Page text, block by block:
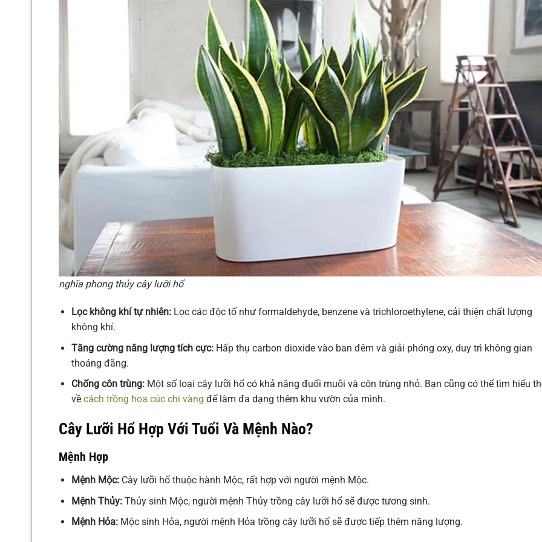
nghĩa phong thủy cây lưỡi hổ
Lọc không khí tự nhiên:Lọc các độc tố như formaldehyde, benzene và trichloroethylene, cải thiện chất lượng
không khí.
Tăng cường năng lượng tích cực:Hấp thụ carbon dioxide vào ban đêm và giải phóng oxy, duy trì không gian
thoáng đãng.
Chống côn trùng:Một số loại cây lưỡi hổ có khả năng đuổi muỗi và côn trùng nhỏ. Bạn cũng có thể tìm hiểu
về cách trồng hoa cúc chi vàng để làm đa dạng thêm khu vườn của mình.
Cây Lưỡi Hổ Hợp Với Tuổi Và Mệnh Nào?
Mệnh Hợp
Mệnh Mộc:Cây lưỡi hổ thuộc hành Mộc, rất hợp với người mệnh Mộc.
Mệnh Thủy:Thủy sinh Mộc, người mệnh Thủy trồng cây lưỡi hổ sẽ được tương sinh.
Mệnh Hỏa:Mộc sinh Hỏa, người mệnh Hỏa trồng cây lưỡi hổ sẽ được tiếp thêm năng lượng.